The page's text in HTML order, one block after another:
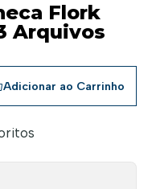
Flork
Arquivos
Adicionar ao Carrinho